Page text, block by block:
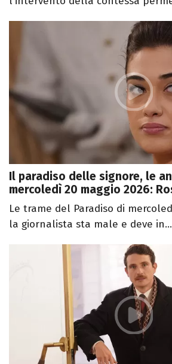
Il paradiso delle signore, le
mercoledì 20 maggio 2026:
Le trame del Paradiso di
la giornalista sta male e deve in...